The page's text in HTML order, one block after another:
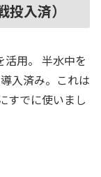
入済）
活用。 半水中を
入済み。これは
すでに使いまし